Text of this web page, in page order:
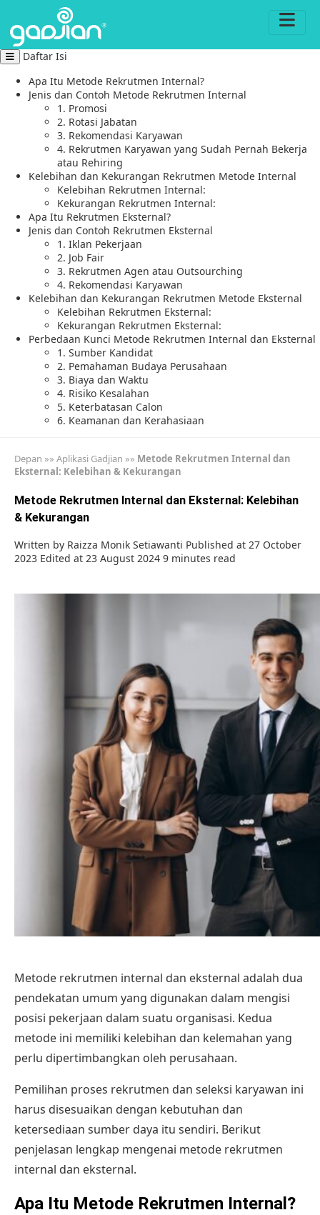
Daftar Isi
Apa Itu Metode Rekrutmen Internal?
Jenis dan Contoh Metode Rekrutmen Internal
1. Promosi
2. Rotasi Jabatan
3. Rekomendasi Karyawan
4. Rekrutmen Karyawan yang Sudah Pernah Bekerja
atau Rehiring
Kelebihan dan Kekurangan Rekrutmen Metode Internal
Kelebihan Rekrutmen Internal:
Kekurangan Rekrutmen Internal:
Apa Itu Rekrutmen Eksternal?
Jenis dan Contoh Rekrutmen Eksternal
1. Iklan Pekerjaan
2. Job Fair
3. Rekrutmen Agen atau Outsourching
4. Rekomendasi Karyawan
Kelebihan dan Kekurangan Rekrutmen Metode Eksternal
Kelebihan Rekrutmen Eksternal:
Kekurangan Rekrutmen Eksternal:
Perbedaan Kunci Metode Rekrutmen Internal dan Eksternal
1. Sumber Kandidat
2. Pemahaman Budaya Perusahaan
3. Biaya dan Waktu
4. Risiko Kesalahan
5. Keterbatasan Calon
6. Keamanan dan Kerahasiaan
Depan »» Aplikasi Gadjian »» Metode Rekrutmen Internal dan
Eksternal: Kelebihan & Kekurangan
Metode Rekrutmen Internal dan Eksternal: Kelebihan
& Kekurangan
Written by Raizza Monik Setiawanti Published at 27 October
2023 Edited at 23 August 2024 9 minutes read
Metode rekrutmen internal dan eksternal adalah dua
pendekatan umum yang digunakan dalam mengisi
posisi pekerjaan dalam suatu organisasi. Kedua
metode ini memiliki kelebihan dan kelemahan yang
perlu dipertimbangkan oleh perusahaan.
Pemilihan proses rekrutmen dan seleksi karyawan ini
harus disesuaikan dengan kebutuhan dan
ketersediaan sumber daya itu sendiri. Berikut
penjelasan lengkap mengenai metode rekrutmen
internal dan eksternal.
Apa Itu Metode Rekrutmen Internal?